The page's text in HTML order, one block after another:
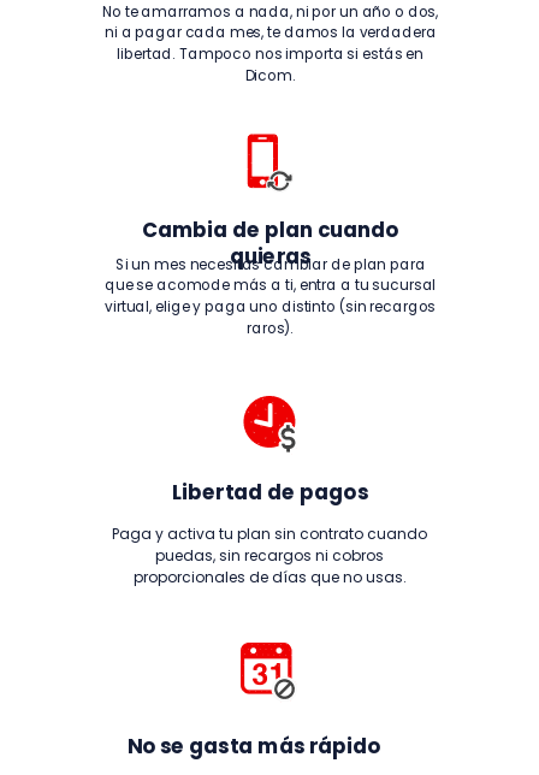
Cambia de plan cuando
quieras
Libertad de pagos
No se gasta más rápido
No te amarramos a nada, ni por un año o dos,
ni a pagar cada mes, te damos la verdadera
libertad. Tampoco nos importa si estás en
Dicom.
Si un mes necesitas cambiar de plan para
que se acomode más a ti, entra a tu sucursal
virtual, elige y paga uno distinto (sin recargos
raros).
Paga y activa tu plan sin contrato cuando
puedas, sin recargos ni cobros
proporcionales de días que no usas.